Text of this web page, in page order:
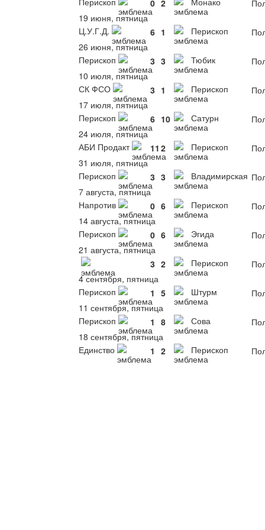
0 2
19 июня, пятница
Ц.У.Г.Д.
6 1 Перископ
26 июня, пятница
Перископ
3 3 Тюбик
10 июля, пятница
СК ФСО
3 1 Перископ
17 июля, пятница
Перископ
6 10 Сатурн
24 июля, пятница
АБИ Продакт
11 2 Перископ
31 июля, пятница
Перископ
3 3 Владимирская
7 августа, пятница
Напротив
0 6 Перископ
14 августа, пятница
Перископ
0 6 Эгида
21 августа, пятница
3 2 Перископ
4 сентября, пятница
Перископ
1 5 Штурм
11 сентября, пятница
Перископ
1 8 Сова
18 сентября, пятница
Единство
1 2 Перископ